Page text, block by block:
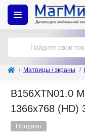
Матрицы / экраны
B156XTN01.0
1366x768 (HD)
Продано